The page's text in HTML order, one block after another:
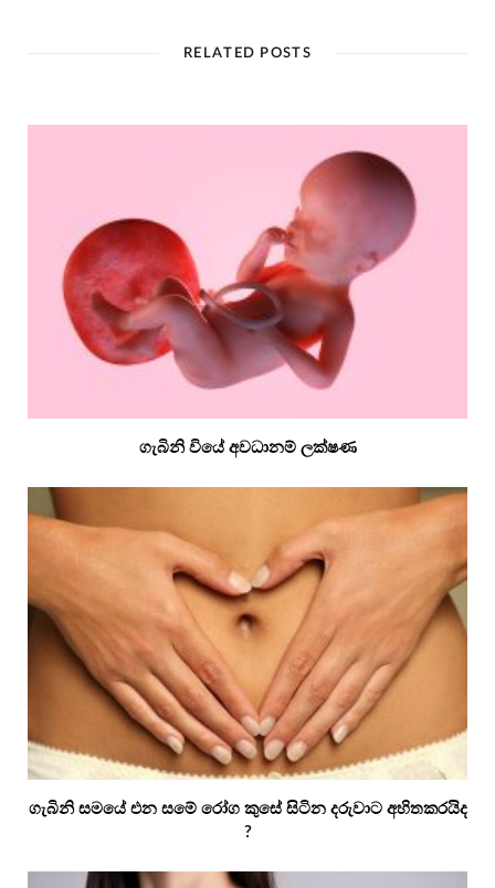
RELATED POSTS
ගැබිනි වියේ අවධානම් ලක්ෂණ
ගැබිනි සමයේ එන සමේ රෝග කුසේ සිටින දරුවාට අහිතකරයිද
?